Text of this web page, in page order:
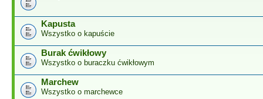
Kapusta
Wszystko o kapuście
Burak ćwikłowy
Wszystko o buraczku ćwikłowym
Marchew
Wszystko o marchewce